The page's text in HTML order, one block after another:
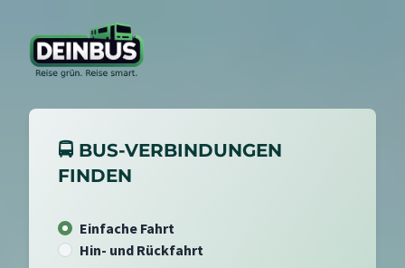
🚍 BUS-VERBINDUNGEN
FINDEN
Einfache Fahrt
Hin- und Rückfahrt